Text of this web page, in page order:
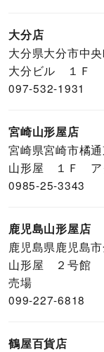
大分店
大分県大分市中
大分ビル １Ｆ
097-532-1931
宮崎山形屋店
宮崎県宮崎市橘
山形屋 １Ｆ ア
0985-25-3343
鹿児島山形屋店
鹿児島県鹿児島
山形屋 ２号館
売場
099-227-6818
鶴屋百貨店